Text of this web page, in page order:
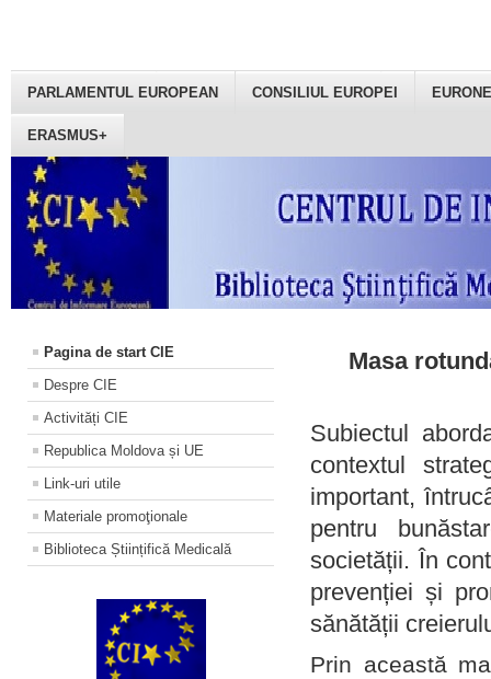
PARLAMENTUL EUROPEAN CONSILIUL EUROPEI
ERASMUS+
Pagina de start CIE
Despre CIE
Activități CIE
Republica Moldova și UE
Link-uri utile
Materiale promoţionale
Biblioteca Științifică Medicală
Masa
Subiectul
contextul
important,
pentru
societății. În
prevenției și
sănătății
Prin această